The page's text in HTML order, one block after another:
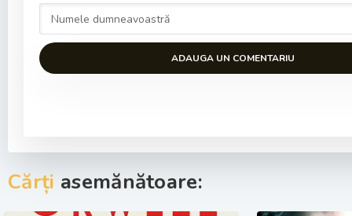
ADAUGA UN COMENTARIU
Cărți asemănătoare: